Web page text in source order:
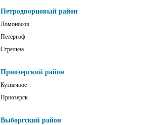
Петродворцовый район
Ломоносов
Петергоф
Стрельна
Приозерский район
Кузнечное
Приозерск
Выборгский район